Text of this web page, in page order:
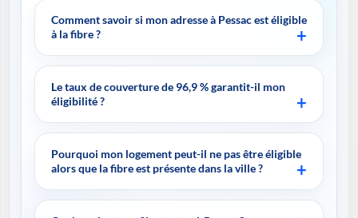
Comment savoir si mon adresse à Pessac est éligible
à la fibre ?
Le taux de couverture de 96,9 % garantit-il mon
éligibilité ?
Pourquoi mon logement peut-il ne pas être éligible
alors que la fibre est présente dans la ville ?